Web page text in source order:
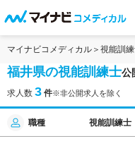
マイナビコメディカル 視能訓
福井県の視能訓練士公
求人数 3 件※非公開求人を除く
職種 視能訓練士